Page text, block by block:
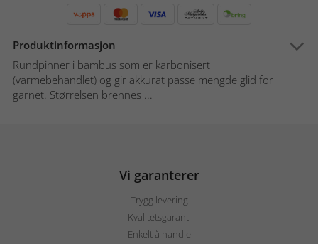
Produktinformasjon
Rundpinner i bambus som er karbonisert
(varmebehandlet) og gir akkurat passe mengde glid for
garnet. Størrelsen brennes ...
Vi garanterer
Trygg levering
Kvalitetsgaranti
Enkelt å handle